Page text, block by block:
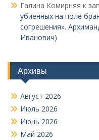
Галина Комирняя к
убиенных на поле
согрешения».
Иванович)
Архивы
Август 2026
Июль 2026
Июнь 2026
Май 2026